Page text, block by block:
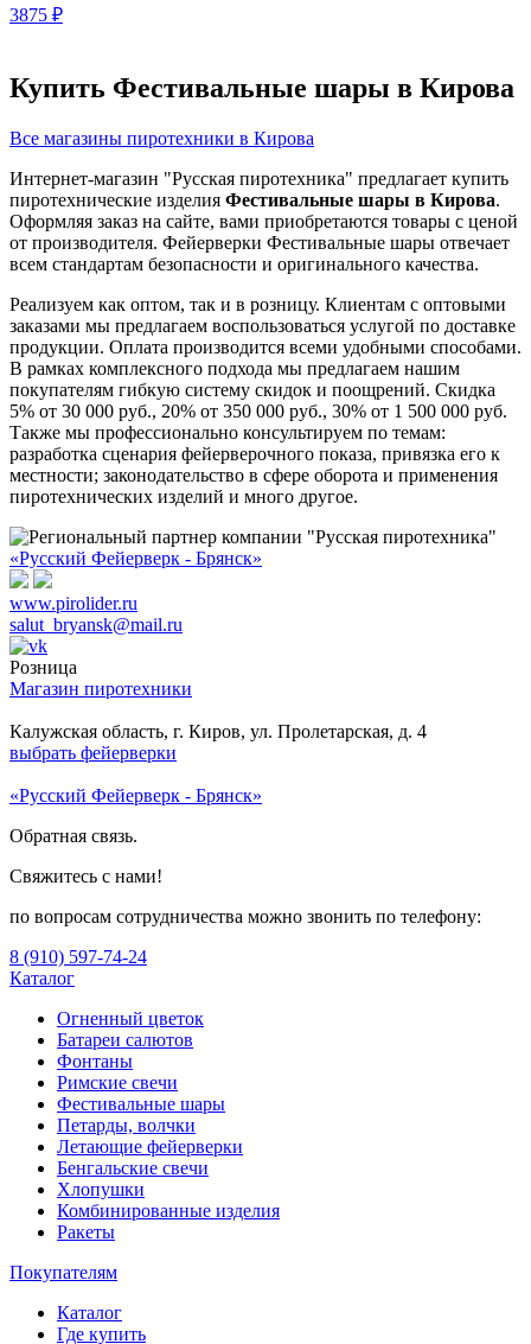
3875 ₽
Купить Фестивальные шары в Кирова
Все магазины пиротехники в Кирова
Интернет-магазин "Русская пиротехника" предлагает купить
пиротехнические изделия Фестивальные шары в Кирова.
Оформляя заказ на сайте, вами приобретаются товары с ценой
от производителя. Фейерверки Фестивальные шары отвечает
всем стандартам безопасности и оригинального качества.
Реализуем как оптом, так и в розницу. Клиентам с оптовыми
заказами мы предлагаем воспользоваться услугой по доставке
продукции. Оплата производится всеми удобными способами.
В рамках комплексного подхода мы предлагаем нашим
покупателям гибкую систему скидок и поощрений. Скидка
5% от 30 000 руб., 20% от 350 000 руб., 30% от 1 500 000 руб.
Также мы профессионально консультируем по темам:
разработка сценария фейерверочного показа, привязка его к
местности; законодательство в сфере оборота и применения
пиротехнических изделий и много другое.
«Русский Фейерверк - Брянск»
www.pirolider.ru
salut_bryansk@mail.ru
Розница
Магазин пиротехники
Калужская область, г. Киров, ул. Пролетарская, д. 4
выбрать фейерверки
«Русский Фейерверк - Брянск»
Обратная связь.
Свяжитесь с нами!
по вопросам сотрудничества можно звонить по телефону:
8 (910) 597-74-24
Каталог
Огненный цветок
Батареи салютов
Фонтаны
Римские свечи
Фестивальные шары
Петарды, волчки
Летающие фейерверки
Бенгальские свечи
Хлопушки
Комбинированные изделия
Ракеты
Покупателям
Каталог
Где купить